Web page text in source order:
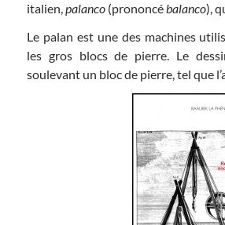
italien,palanco (prononcébalanco),
Le palan est une des machines
les gros blocs de pierre. Le
soulevant un bloc de pierre, tel que